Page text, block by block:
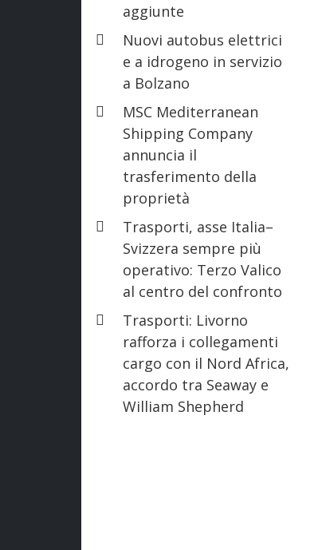
aggiunte
Nuovi autobus elettrici
e a idrogeno in servizio
a Bolzano
MSC Mediterranean
Shipping Company
annuncia il
trasferimento della
proprietà
Trasporti, asse Italia–
Svizzera sempre più
operativo: Terzo Valico
al centro del confronto
Trasporti: Livorno
rafforza i collegamenti
cargo con il Nord Africa,
accordo tra Seaway e
William Shepherd